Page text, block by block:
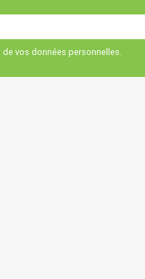
vos données personnelles.